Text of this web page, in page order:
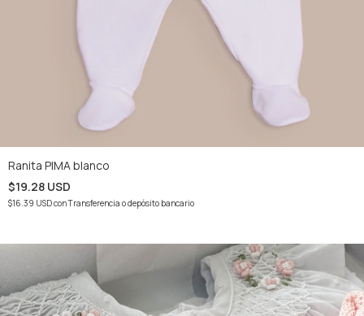
Ranita PIMA blanco
$19.28 USD
$16.39 USDconTransferencia o depósito bancario